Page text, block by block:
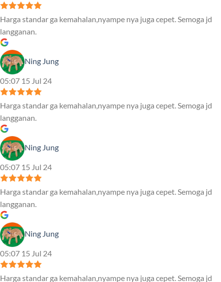
Harga standar ga kemahalan,nyampe nya juga cepet. Semoga jd
langganan.
Ning Jung
05:07 15 Jul 24
Harga standar ga kemahalan,nyampe nya juga cepet. Semoga jd
langganan.
Ning Jung
05:07 15 Jul 24
Harga standar ga kemahalan,nyampe nya juga cepet. Semoga jd
langganan.
Ning Jung
05:07 15 Jul 24
Harga standar ga kemahalan,nyampe nya juga cepet. Semoga jd